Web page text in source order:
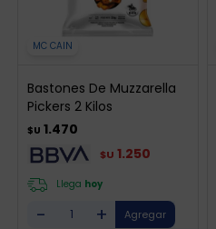
MC CAIN
Bastones De Muzzarella
Pickers 2 Kilos
$U 1.470
$U 1.250
Llega hoy
- +